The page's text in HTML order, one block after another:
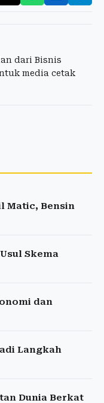
dari Bisnis
media cetak
Matic, Bensin
Skema
dan
Langkah
Dunia Berkat